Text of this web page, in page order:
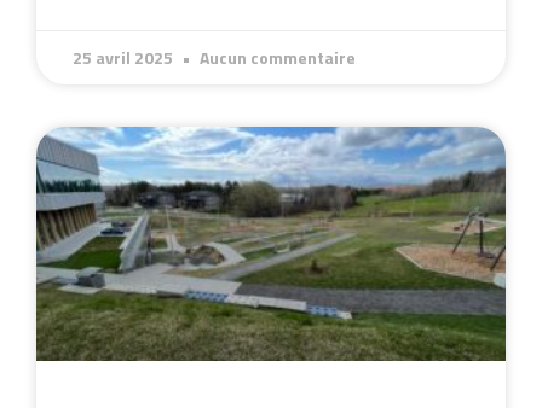
25 avril 2025 Aucun commentaire